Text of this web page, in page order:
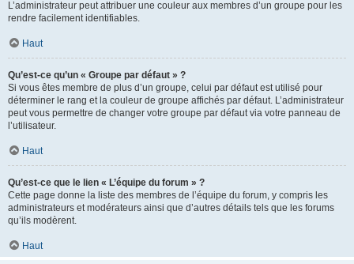
L’administrateur peut attribuer une couleur aux membres d’un groupe pour les
rendre facilement identifiables.
Haut
Qu’est-ce qu’un « Groupe par défaut » ?
Si vous êtes membre de plus d’un groupe, celui par défaut est utilisé pour
déterminer le rang et la couleur de groupe affichés par défaut. L’administrateur
peut vous permettre de changer votre groupe par défaut via votre panneau de
l’utilisateur.
Haut
Qu’est-ce que le lien « L’équipe du forum » ?
Cette page donne la liste des membres de l’équipe du forum, y compris les
administrateurs et modérateurs ainsi que d’autres détails tels que les forums
qu’ils modèrent.
Haut